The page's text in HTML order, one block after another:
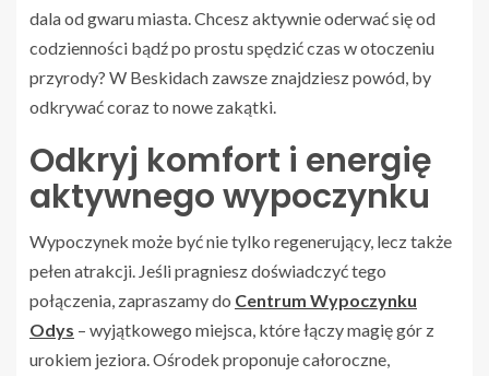
dala od gwaru miasta. Chcesz aktywnie oderwać się od
codzienności bądź po prostu spędzić czas w otoczeniu
przyrody? W Beskidach zawsze znajdziesz powód, by
odkrywać coraz to nowe zakątki.
Odkryj komfort i energię
aktywnego wypoczynku
Wypoczynek może być nie tylko regenerujący, lecz także
pełen atrakcji. Jeśli pragniesz doświadczyć tego
połączenia, zapraszamy do Centrum Wypoczynku
Odys – wyjątkowego miejsca, które łączy magię gór z
urokiem jeziora. Ośrodek proponuje całoroczne,